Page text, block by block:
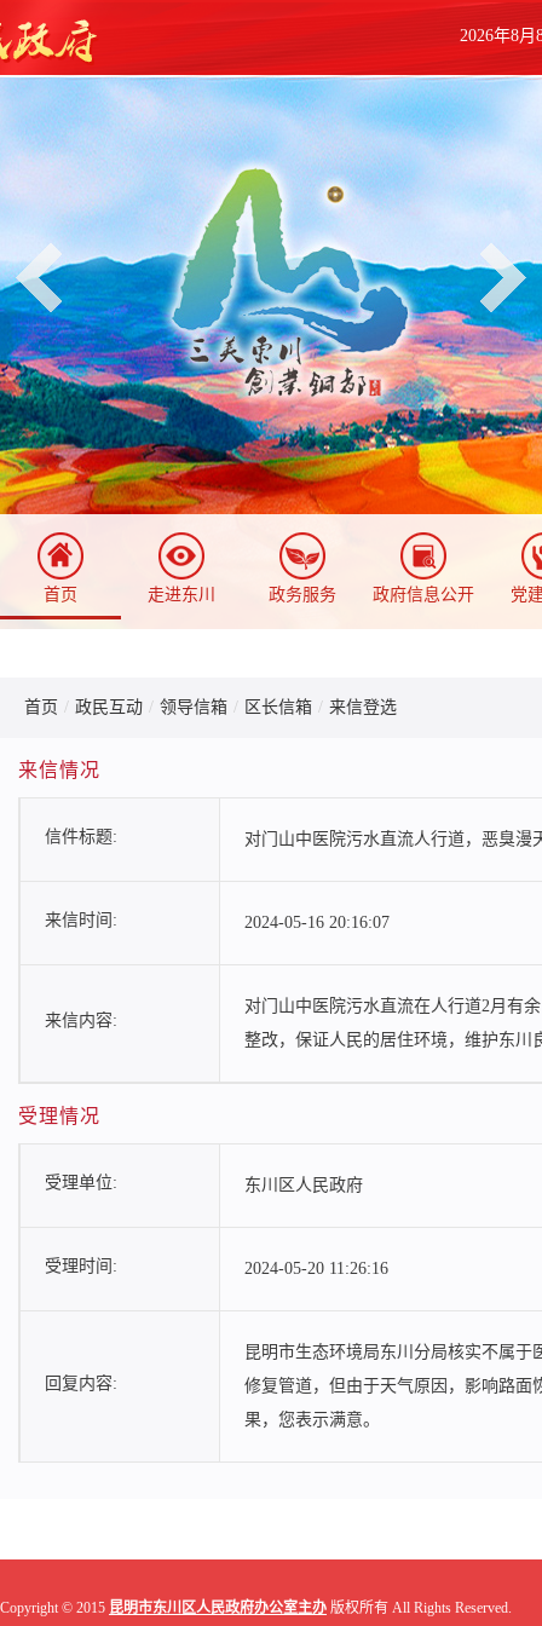
2026年8
首页 走进东川 政务服务 政府信息公开 党
首页 / 政民互动 / 领导信箱 / 区长信箱 / 来信登选
来信情况
信件标题: 对门山中医院污水直流人行道，恶臭漫
来信时间: 2024-05-16 20:16:07
来信内容:
对门山中医院污水直流在人行道2月有
整改，保证人民的居住环境，维护东川
受理情况
受理单位: 东川区人民政府
受理时间: 2024-05-20 11:26:16
回复内容:
昆明市生态环境局东川分局核实不属
修复管道，但由于天气原因，影响路面
果，您表示满意。
Copyright © 2015 昆明市东川区人民政府办公室主办 版权所有 All Rights Reserved.